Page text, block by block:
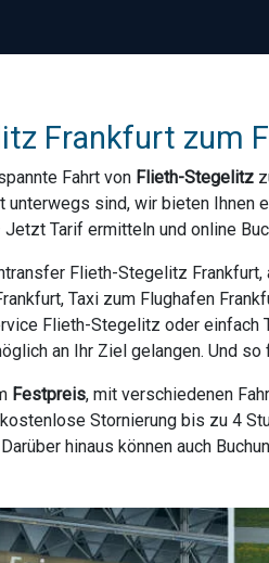
Frankfurt zum
Fahrt von Flieth-Stegelitz
sind, wir bieten
Tarif ermitteln und online
Flieth-Stegelitz Frankfurt,
Taxi zum Flughafen
Flieth-Stegelitz oder
an Ihr Ziel gelangen. Und so
Festpreis, mit verschiedenen
Stornierung bis zu 4
hinaus können auch